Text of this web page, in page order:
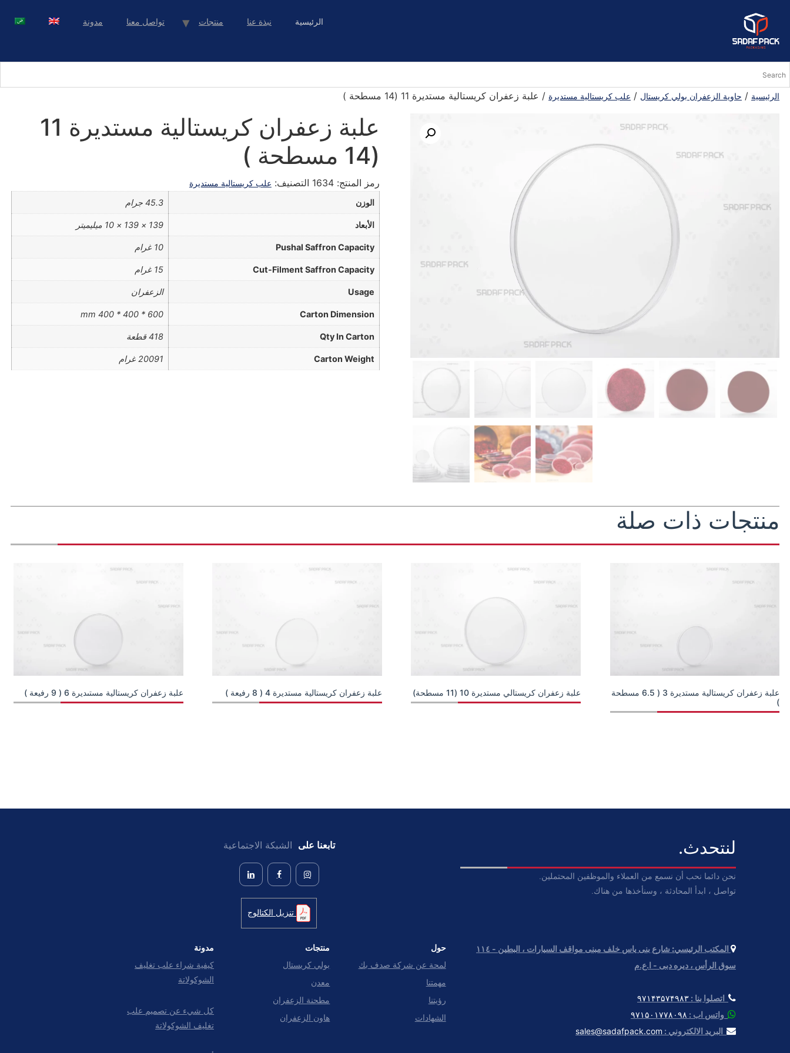
الرئيسية نبذة عنا منتجات تواصل معنا مدونة
الرئيسية / حاوية الزعفران بولي كريستال / علب كريستالية مستديرة / علبة زعفران كريستالية مستديرة 11 (14 مسطحة )
علبة زعفران كريستالية مستديرة 11
(14 مسطحة )
رمز المنتج:1634 التصنيف: علب كريستالية مستديرة
الوزن
45.3 جرام
الأبعاد 139 × 139 × 10 ميليميتر
Pushal Saffron Capacity 10 غرام
Cut-Filment Saffron Capacity 15 غرام
Usage الزعفران
Carton Dimension
600 * 400 * 400 mm
Qty In Carton 418 قطعة
Carton Weight 20091 غرام
منتجات ذات صلة
علبة زعفران كريستالية مستديرة 3 ( 6.5 مسطحة
)
علبة زعفران كريستالي مستديرة 10 (11 مسطحة) علبة زعفران كريستالية مستديرة 4 ( 8 رفيعة ) علبة زعفران كريستالية مستىديرة 6 ( 9 رفيعة )
لنتحدث.
نحن دائما نحب أن نسمع من العملاء والموظفين المحتملين.
تواصل ، ابدأ المحادثة ، وسنأخذها من هناك.
تابعنا على الشبكة الاجتماعية
تنزيل الكتالوج
المكتب الرئيسي:
شارع بنى ياس خلف مبنى مواقف السيارات ، البطين - ١١٤
سوق الرأس ، دیره دبی - ا.ع.م
اتصلوا بنا : ۹۷۱۴۳۵۷۴۹۸۳
واتس اب : ۹۷۱۵۰۱۷۷۸۰۹۸
البريد الالكتروني : sales@sadafpack.com
حول
لمحة عن شركة صدف بك
مهمتنا
رؤيتنا
الشهادات
منتجات
بولي كريستال
معدن
مطحنة الزعفران
هاون الزعفران
مدونة
كيفية شراء علب تغليف
الشوكولاتة
كل شيء عن تصمیم علب
تغليف الشوکولاتة